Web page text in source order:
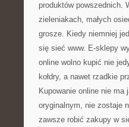
produktów powszednich.
zieleniakach, małych
grosze. Kiedy niemniej
się sieć www. E-sklepy
online wolno kupić nie
kołdry, a nawet rzadkie
Kupowanie online nie
oryginalnym, nie zostaje
zawsze robić zakupy w